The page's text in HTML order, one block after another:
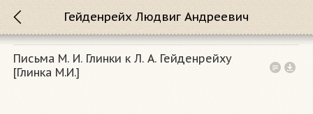
Гейденрейх Людвиг Андреевич
Письма M. И. Глинки к Л. А. Гейденрейху
[Глинка М.И.]